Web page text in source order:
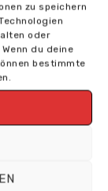
zu speichern
oder
du deine
bestimmte
lochen
aber